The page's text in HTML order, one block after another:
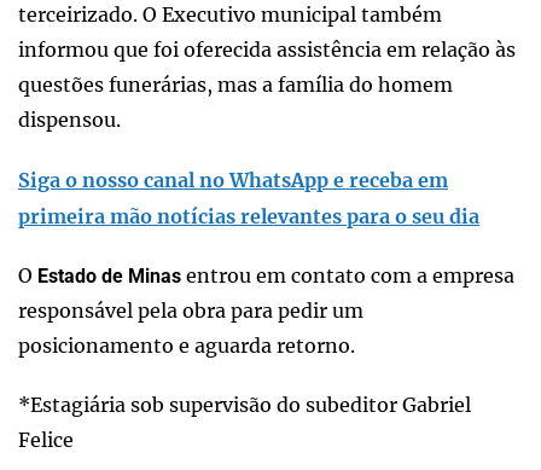
terceirizado. O Executivo municipal também
informou que foi oferecida assistência em relação às
questões funerárias, mas a família do homem
dispensou.
Siga o nosso canal no WhatsApp e receba em
primeira mão notícias relevantes para o seu dia
O Estado de Minas entrou em contato com a empresa
responsável pela obra para pedir um
posicionamento e aguarda retorno.
*Estagiária sob supervisão do subeditor Gabriel
Felice